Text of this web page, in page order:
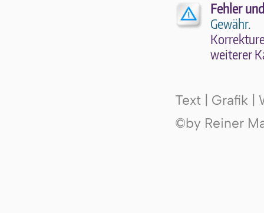
Fehler
Gewähr.
wei­te­rer
Text | Grafik |
©by Reiner